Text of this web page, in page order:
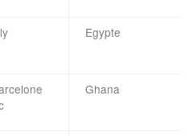
Egypte
Ghana